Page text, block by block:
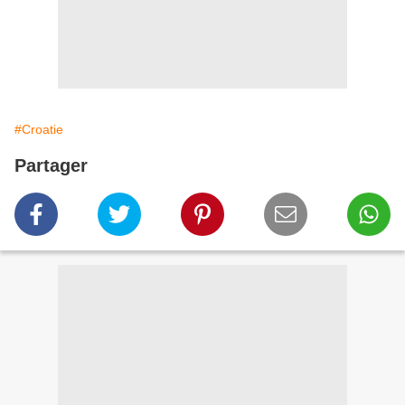
#Croatie
Partager